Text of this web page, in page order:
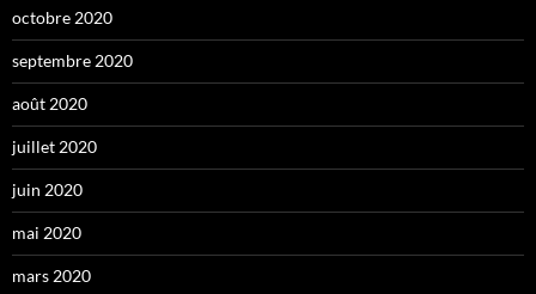
octobre 2020
septembre 2020
août 2020
juillet 2020
juin 2020
mai 2020
mars 2020